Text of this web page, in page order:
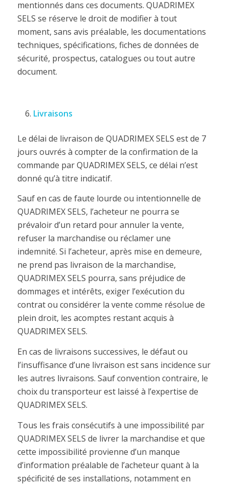
mentionnés dans ces documents. QUADRIMEX
SELS se réserve le droit de modifier à tout
moment, sans avis préalable, les documentations
techniques, spécifications, fiches de données de
sécurité, prospectus, catalogues ou tout autre
document.
Livraisons
Le délai de livraison de QUADRIMEX SELS est de 7
jours ouvrés à compter de la confirmation de la
commande par QUADRIMEX SELS, ce délai n’est
donné qu’à titre indicatif.
Sauf en cas de faute lourde ou intentionnelle de
QUADRIMEX SELS, l’acheteur ne pourra se
prévaloir d’un retard pour annuler la vente,
refuser la marchandise ou réclamer une
indemnité. Si l’acheteur, après mise en demeure,
ne prend pas livraison de la marchandise,
QUADRIMEX SELS pourra, sans préjudice de
dommages et intérêts, exiger l’exécution du
contrat ou considérer la vente comme résolue de
plein droit, les acomptes restant acquis à
QUADRIMEX SELS.
En cas de livraisons successives, le défaut ou
l’insuffisance d’une livraison est sans incidence sur
les autres livraisons. Sauf convention contraire, le
choix du transporteur est laissé à l’expertise de
QUADRIMEX SELS.
Tous les frais consécutifs à une impossibilité par
QUADRIMEX SELS de livrer la marchandise et que
cette impossibilité provienne d’un manque
d’information préalable de l’acheteur quant à la
spécificité de ses installations, notamment en